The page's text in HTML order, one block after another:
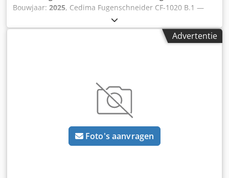
Bouwjaar: 2025, Cedima Fugenschneider CF-1020 B.1 —
Bouwjaar 2025 Gebruikt uit het professionele verhuurpark
van Kurt König Baumaschinen GmbH, Einbeck. Crjdpjy A E
Rtofx Acbjf Staat & opmerkingen: - Staat: Gebruikt uit
Einbeck op afspraak Prijs €3.000 excl. btw | EXW Einbeck |
Advertentie
Foto's aanvragen